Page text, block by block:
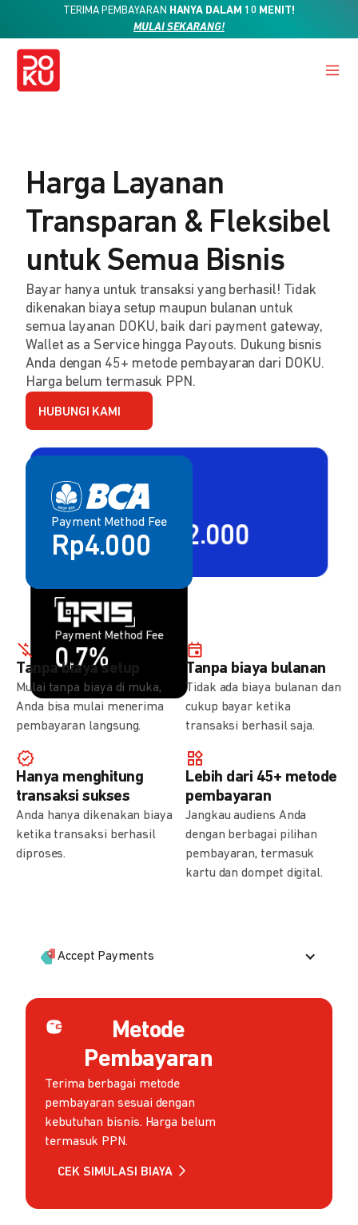
TERIMA PEMBAYARAN HANYA DALAM 10 MENIT!
MULAI SEKARANG!
Harga Layanan
Transparan & Fleksibel
untuk Semua Bisnis
Bayar hanya untuk transaksi yang berhasil! Tidak
dikenakan biaya setup maupun bulanan untuk
semua layanan DOKU, baik dari payment gateway,
Wallet as a Service hingga Payouts. Dukung bisnis
Anda dengan 45+ metode pembayaran dari DOKU.
Harga belum termasuk PPN.
HUBUNGI KAMI
Payment Method Fee
Rp4.000
Payment Method Fee
2,80% + Rp2.000
Payment Method Fee
0,7%
Payment Method Fee
1,5%
Tanpa biaya setup
Mulai tanpa biaya di muka,
Anda bisa mulai menerima
pembayaran langsung.
Tanpa biaya bulanan
Tidak ada biaya bulanan dan
cukup bayar ketika
transaksi berhasil saja.
Hanya menghitung
transaksi sukses
Anda hanya dikenakan biaya
ketika transaksi berhasil
diproses.
Lebih dari 45+ metode
pembayaran
Jangkau audiens Anda
dengan berbagai pilihan
pembayaran, termasuk
kartu dan dompet digital.
Accept Payments
Metode
Pembayaran
Terima berbagai metode
pembayaran sesuai dengan
kebutuhan bisnis. Harga belum
termasuk PPN.
CEK SIMULASI BIAYA